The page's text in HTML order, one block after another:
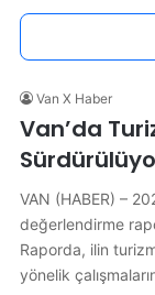
Van X Haber
Van’da
VAN (HABER) –
değerlendirme
Raporda, ilin
yönelik